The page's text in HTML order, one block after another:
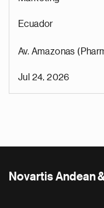
Ecuador
Av. Amazonas
Jul 24, 2026
Novartis Andean